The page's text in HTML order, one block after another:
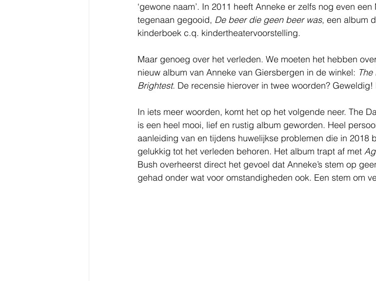
‘gewone naam’. In 2011 heeft Anneke er zelfs nog even
tegenaan gegooid, De beer die geen beer was, een album
kinderboek c.q. kindertheatervoorstelling.
Maar genoeg over het verleden. We moeten het hebben
nieuw album van Anneke van Giersbergen in de winkel:
Brightest. De recensie hierover in twee woorden? Geweldig!
In iets meer woorden, komt het op het volgende neer. The
is een heel mooi, lief en rustig album geworden. Heel
aanleiding van en tijdens huwelijkse problemen die in 2018
gelukkig tot het verleden behoren. Het album trapt af met
Bush overheerst direct het gevoel dat Anneke’s stem op
gehad onder wat voor omstandigheden ook. Een stem om